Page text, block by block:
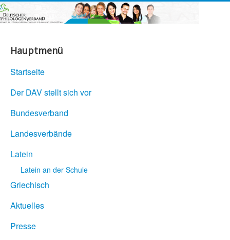
Hauptmenü
Startseite
Der DAV stellt sich vor
Bundesverband
Landesverbände
Latein
Latein an der Schule
Griechisch
Aktuelles
Presse